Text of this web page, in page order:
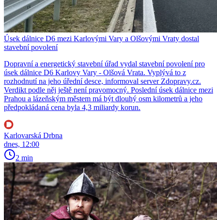
Úsek dálnice D6 mezi Karlovými Vary a Olšovými Vraty dostal
stavební povolení
Dopravní a energetický stavební úřad vydal stavební povolení pro
úsek dálnice D6 Karlovy Vary - Olšová Vrata. Vyplývá to z
rozhodnutí na jeho úřední desce, informoval server Zdopravy.cz.
Verdikt podle něj ještě není pravomocný. Poslední úsek dálnice mezi
Prahou a lázeňským městem má být dlouhý osm kilometrů a jeho
předpokládaná cena byla 4,3 miliardy korun.
Karlovarská Drbna
dnes, 12:00
2 min